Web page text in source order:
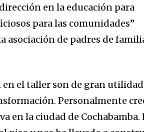
en la educación para
para las comunidades”
de padres de
en el taller son de gran utilidad
Personalmente
en la ciudad de Cochabamba.